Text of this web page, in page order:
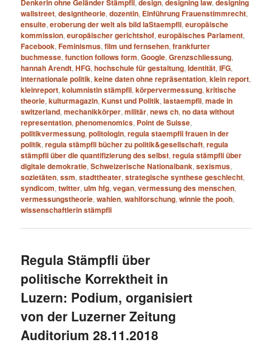
Denkerin ohne Geländer Stämpfli,design,designing law,designing
wallstreet,designtheorie,dozentin, Einführung Frauenstimmrecht,
ensuite,eroberung der welt als bild laStaempfli,europäische
kommission,europäischer gerichtshof,europäisches Parlament,
Facebook,Feminismus,film und fernsehen,frankfurter
buchmesse,function follows form,Google,Grenzschliessung,
hannah Arendt,HFG,hochschule für gestaltung,Identität,IFG,
internationale politik,keine daten ohne repräsentation,klein report,
kleinreport,kolumnistin stämpfli,körpervermessung,kritische
theorie,kulturmagazin,Kunst und Politik,lastaempfli,made in
switzerland,mechanikkörper,militär,news ch,no data without
representation,phenomenomics, Point de Suisse,
politikvermessung,politologin,regula staempfli frauen in der
politik,regula stämpfli bücher zu politik&gesellschaft,regula
stämpfli über die quantifizierung des selbst,regula stämpfli über
digitale demokratie,Schweizerische Nationalbank,sexismus,
sozietäten,ssm,stadttheater,strategische synthese geschlecht,
syndicom,twitter,ulm hfg,vegan,vermessung des menschen,
vermessungstheorie,wahlen,wahlforschung,winnie the pooh,
wissenschaftlerin stämpfli
Regula Stämpfli über
politische Korrektheit in
Luzern: Podium, organisiert
von der Luzerner Zeitung
Auditorium 28.11.2018